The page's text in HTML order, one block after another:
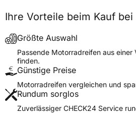
Fahrzeugtyp
Verwendung
Modellname
K 81
Reifenposition
Motorradtyp
Weitere Eigenschaften
Ihre Vorteile beim Kauf bei
Größte Auswahl
Passende Motorradreifen aus einer
finden.
Günstige Preise
Motorradreifen vergleichen und
Rundum sorglos
Zuverlässiger CHECK24 Service